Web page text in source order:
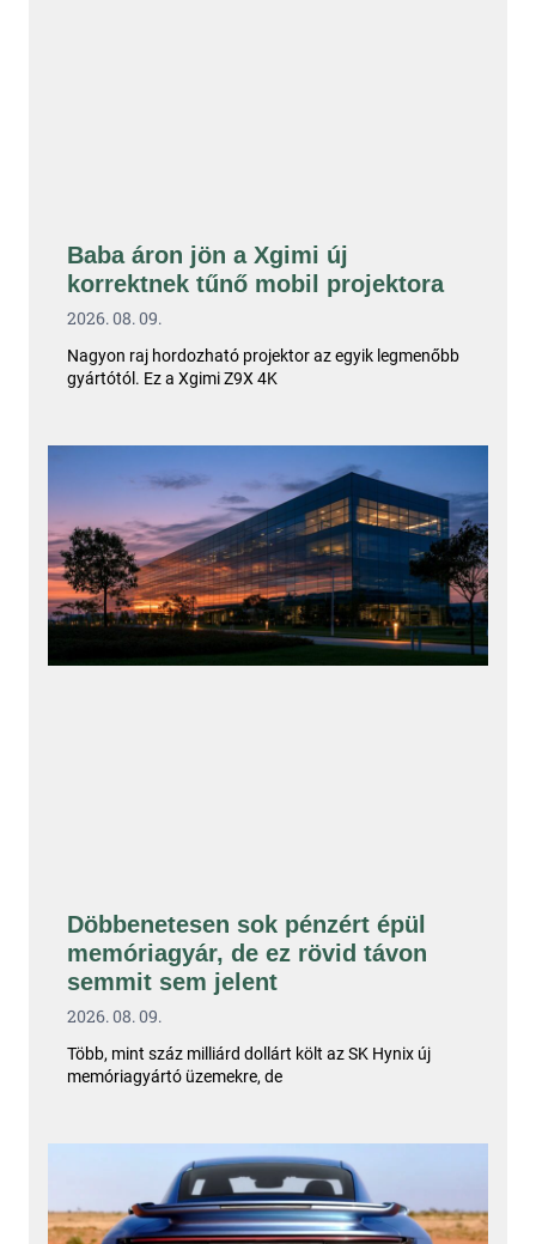
Baba áron jön a Xgimi új
korrektnek tűnő mobil projektora
2026. 08. 09.
Nagyon raj hordozható projektor az egyik legmenőbb
gyártótól. Ez a Xgimi Z9X 4K
Döbbenetesen sok pénzért épül
memóriagyár, de ez rövid távon
semmit sem jelent
2026. 08. 09.
Több, mint száz milliárd dollárt költ az SK Hynix új
memóriagyártó üzemekre, de